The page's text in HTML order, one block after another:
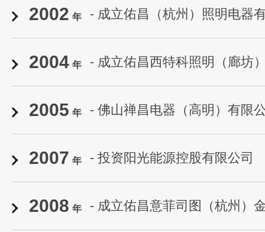
2002 年 - 成立佑昌（杭州）照明电器
照明电器有限公司
2004 年 - 成立佑昌西特科照明（廊坊
（新乡）电光机械有限公司
2005 年 - 佛山禅昌电器（高明）有限
照明有限公司合资成立
2007 年 - 投资阳光能源控股有限公司
2008 年 - 成立佑昌意菲司图（杭州）